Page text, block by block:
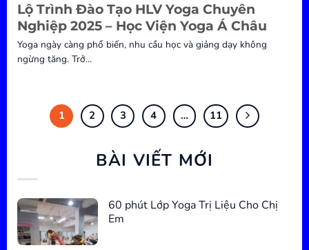
Lộ Trình Đào Tạo HLV Yoga Chuyên
Nghiệp 2025 – Học Viện Yoga Á Châu
Yoga ngày càng phổ biến, nhu cầu học và giảng dạy không
ngừng tăng. Trở...
1 2 3 4 … 11
BÀI VIẾT MỚI
60 phút Lớp Yoga Trị Liệu Cho Chị
Em